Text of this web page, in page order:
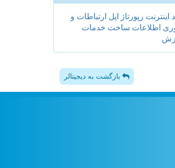
اینترنت رپورتاژ اپل ارتباطات و
اطلاعات ساخت خدمات
بازگشت به دیجیتالر